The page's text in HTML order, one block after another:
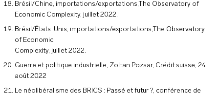
Brésil/Chine, importations/exportations,The Observatory of
Economic Complexity, juillet 2022.
Brésil/États-Unis, importations/exportations,The Observatory
of Economic
Complexity, juillet 2022.
Guerre et politique industrielle, Zoltan Pozsar, Crédit suisse, 24
août 2022
Le néolibéralisme des BRICS : Passé et futur ?, conférence de